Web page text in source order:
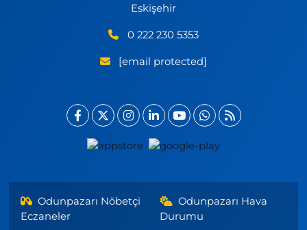
Eskişehir
0 222 230 5353
[email protected]
Odunpazarı Nöbetçi
Eczaneler
Odunpazarı Hava
Durumu